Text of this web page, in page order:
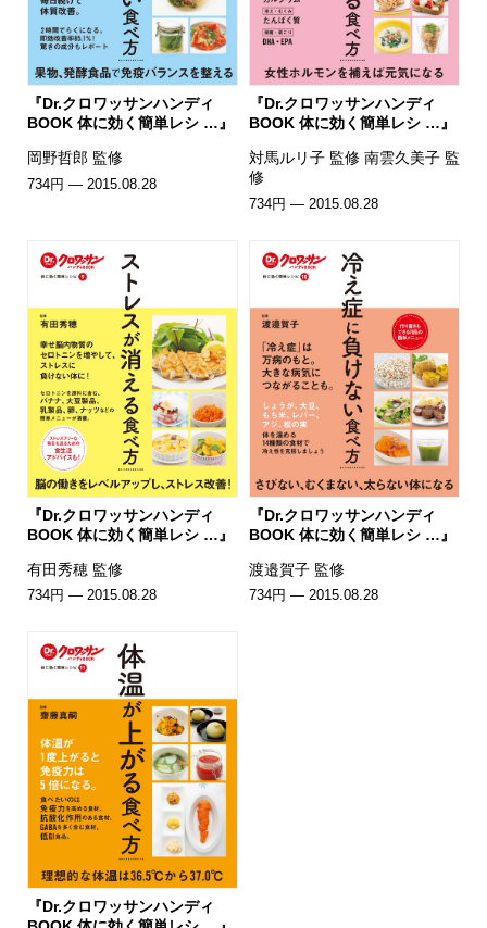
『Dr.クロワッサンハンディ
BOOK 体に効く簡単レシ …』
岡野哲郎 監修
734円 — 2015.08.28
『Dr.クロワッサンハンディ
BOOK 体に効く簡単レシ …』
対馬ルリ子 監修 南雲久美子 監
修
734円 — 2015.08.28
『Dr.クロワッサンハンディ
BOOK 体に効く簡単レシ …』
有田秀穂 監修
734円 — 2015.08.28
『Dr.クロワッサンハンディ
BOOK 体に効く簡単レシ …』
渡邉賀子 監修
734円 — 2015.08.28
『Dr.クロワッサンハンディ